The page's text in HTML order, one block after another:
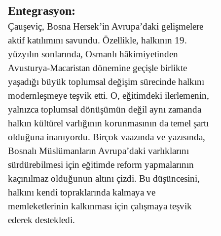
Entegrasyon:
Çauşeviç, Bosna Hersek’in Avrupa’daki gelişmelere
aktif katılımını savundu. Özellikle, halkının 19.
yüzyılın sonlarında, Osmanlı hâkimiyetinden
Avusturya-Macaristan dönemine geçişle birlikte
yaşadığı büyük toplumsal değişim sürecinde halkını
modernleşmeye teşvik etti. O, eğitimdeki ilerlemenin,
yalnızca toplumsal dönüşümün değil aynı zamanda
halkın kültürel varlığının korunmasının da temel şartı
olduğuna inanıyordu. Birçok vaazında ve yazısında,
Bosnalı Müslümanların Avrupa’daki varlıklarını
sürdürebilmesi için eğitimde reform yapmalarının
kaçınılmaz olduğunun altını çizdi. Bu düşüncesini,
halkını kendi topraklarında kalmaya ve
memleketlerinin kalkınması için çalışmaya teşvik
ederek destekledi.